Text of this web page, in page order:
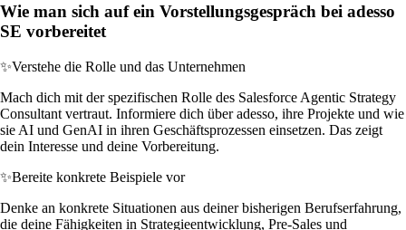
Wie man sich auf ein Vorstellungsgespräch bei adesso
SE vorbereitet
✨Verstehe die Rolle und das Unternehmen
Mach dich mit der spezifischen Rolle des Salesforce Agentic Strategy
Consultant vertraut. Informiere dich über adesso, ihre Projekte und wie
sie AI und GenAI in ihren Geschäftsprozessen einsetzen. Das zeigt
dein Interesse und deine Vorbereitung.
✨Bereite konkrete Beispiele vor
Denke an konkrete Situationen aus deiner bisherigen Berufserfahrung,
die deine Fähigkeiten in Strategieentwicklung, Pre-Sales und